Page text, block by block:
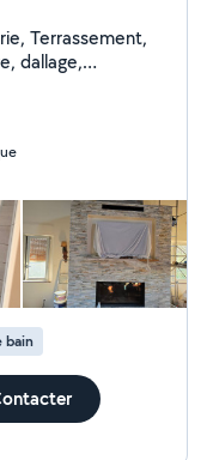
dallage,
meuble cuisine,
bain